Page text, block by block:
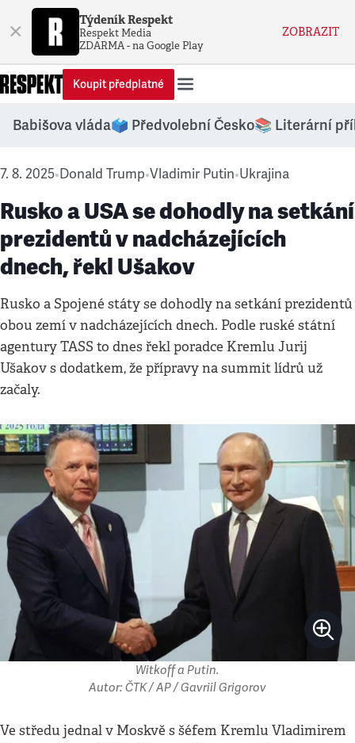
× Týdeník Respekt
Respekt Media
ZDARMA - na Google Play
ZOBRAZIT
Koupit předplatné
Babišova vláda🗳️ Předvolební Česko📚 Literární
7. 8. 2025• Donald Trump•Vladimir Putin•Ukrajina
Rusko a USA se dohodly na setkání
prezidentů v nadcházejících
dnech, řekl Ušakov
Rusko a Spojené státy se dohodly na setkání prezidentů
obou zemí v nadcházejících dnech. Podle ruské státní
agentury TASS to dnes řekl poradce Kremlu Jurij
Ušakov s dodatkem, že přípravy na summit lídrů už
začaly.
Witkoff a Putin.
Autor: ČTK / AP / Gavriil Grigorov
Ve středu jednal v Moskvě s šéfem Kremlu Vladimirem